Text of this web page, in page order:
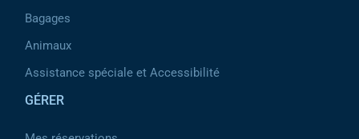
Bagages
Animaux
Assistance spéciale et Accessibilité
GÉRER